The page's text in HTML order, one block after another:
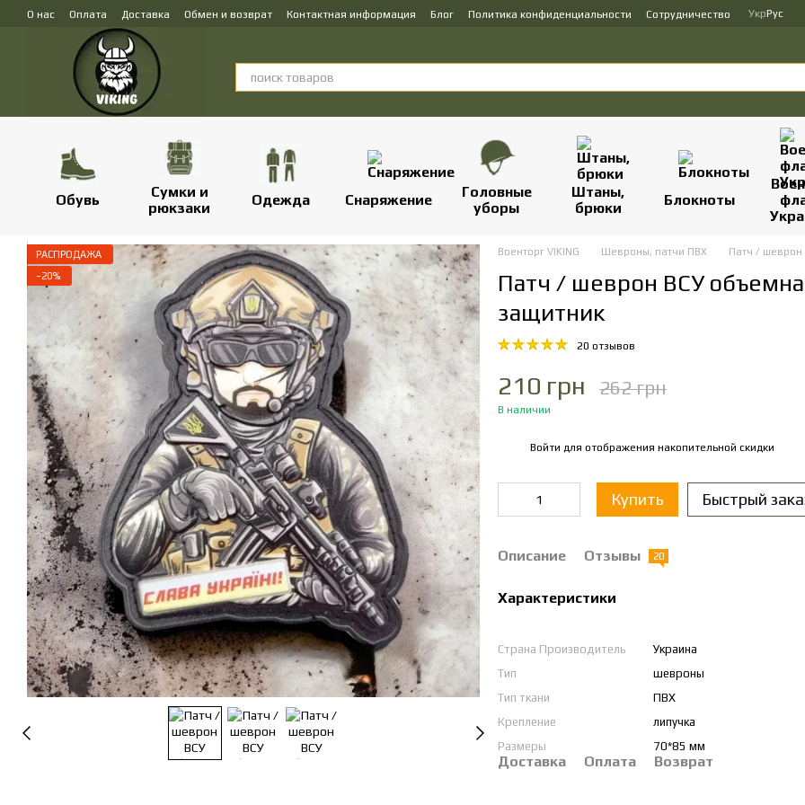
Перейти к основному контенту
О нас Оплата Доставка Обмен и возврат Контактная информация Блог Политика конфиденциальности Сотрудничество УкрРус
Обувь
Сумки и
рюкзаки
Одежда Снаряжение
Головные
уборы
Штаны,
брюки
Блокноты
РАСПРОДАЖА
−20%
Военторг VIKING Шевроны, патчи ПВХ Патч / шеврон
Патч / шеврон ВСУ
защитник
20 отзывов
210 грн 262 грн
В наличии
Войти для отображения накопительной скидки
Купить Быстрый
Описание Отзывы 20
Характеристики
Страна Производитель
Украина
Тип
шевроны
Тип ткани
ПВХ
Крепление
липучка
Размеры
70*85 мм
Доставка Оплата Возврат